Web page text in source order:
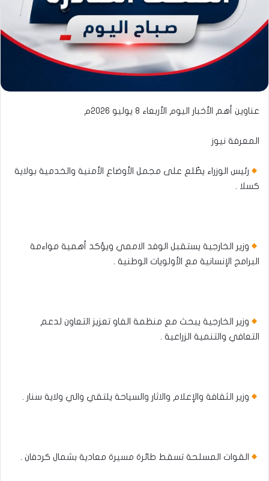
عناوين أهم الأخبار اليوم الأربعاء ٨ يوليو ٢٠٢٦م
المعرفة نيوز
رئيس الوزراء يطّلع على مجمل الأوضاع الأمنية والخدمية بولاية
كسلا .
وزير الخارجية يستقبل الوفد الاممي ويؤكد أهمية مواءمة
البرامج الإنسانية مع الأولويات الوطنية .
وزير الخارجية يبحث مع منظمة الفاو تعزيز التعاون لدعم
التعافي والتنمية الزراعية .
وزير الثقافة والإعلام والاثار والسياحة يلتقي والي ولاية سنار .
القوات المسلحة تسقط طائرة مسيرة معادية بشمال كردفان .